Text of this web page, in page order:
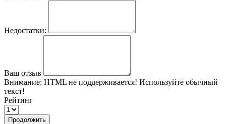
Недостатки:
Ваш отзыв
Внимание: HTML не поддерживается! Используйте обычный
текст!
Рейтинг
Продолжить